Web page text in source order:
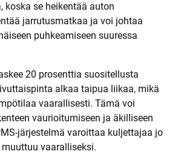
koska se heikentää auton
jarrutusmatkaa ja voi johtaa
puhkeamiseen suuressa
20 prosenttia suositellusta
alkaa taipua liikaa, mikä
vaarallisesti. Tämä voi
vaurioitumiseen ja äkilliseen
järjestelmä varoittaa kuljettajaa jo
vaaralliseksi.